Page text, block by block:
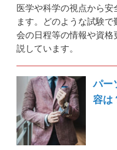
医学や科学の視点から
ます。どのような試験
会の日程等の情報や資
説しています。
パー
容は